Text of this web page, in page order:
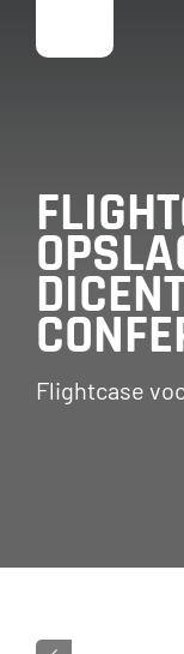
naar
Flightcase